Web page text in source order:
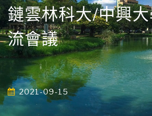
鏈雲林科大/中興
流會議
2021-09-15